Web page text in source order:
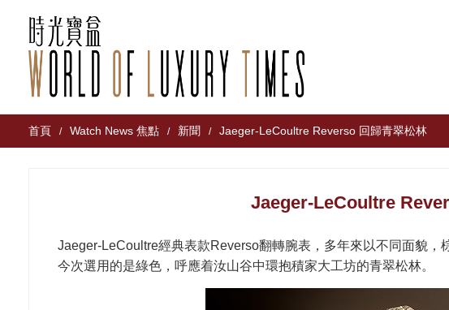
首頁 / Watch News 焦點 / 新聞 / Jaeger-LeCoultre Reverso 回歸青翠松林
Jaeger-LeCoultre
Jaeger-LeCoultre經典表款Reverso翻轉腕表，多年來以不同面貌
今次選用的是綠色，呼應着汝山谷中環抱積家大工坊的青翠松林。